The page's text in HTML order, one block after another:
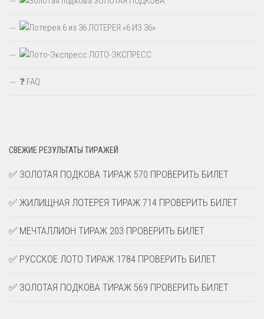
ЛОТЕРЕЯ «6 ИЗ 36»
ЛОТО-ЭКСПРЕСС
❓ FAQ
СВЕЖИЕ РЕЗУЛЬТАТЫ ТИРАЖЕЙ
✅ ЗОЛОТАЯ ПОДКОВА ТИРАЖ 570 ПРОВЕРИТЬ БИЛЕТ
✅ ЖИЛИЩНАЯ ЛОТЕРЕЯ ТИРАЖ 714 ПРОВЕРИТЬ БИЛЕТ
✅ МЕЧТАЛЛИОН ТИРАЖ 203 ПРОВЕРИТЬ БИЛЕТ
✅ РУССКОЕ ЛОТО ТИРАЖ 1784 ПРОВЕРИТЬ БИЛЕТ
✅ ЗОЛОТАЯ ПОДКОВА ТИРАЖ 569 ПРОВЕРИТЬ БИЛЕТ